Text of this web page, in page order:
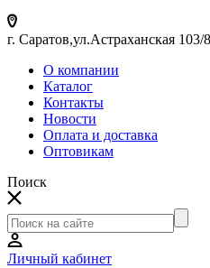
г. Саратов,ул.Астраханская 103/8
О компании
Каталог
Контакты
Новости
Оплата и доставка
Оптовикам
Поиск
Личный кабинет